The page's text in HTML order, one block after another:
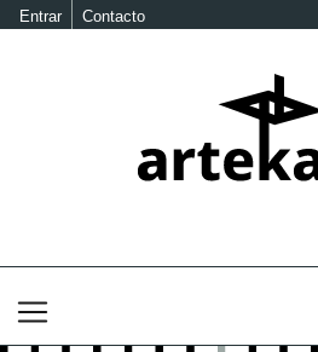
Entrar Contacto